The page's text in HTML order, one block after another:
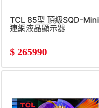
TCL 85型 頂級SQD-Mini
連網液晶顯示器
$ 265990